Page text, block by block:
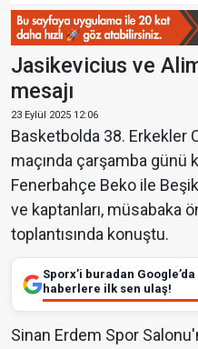
Jasikevicius ve
mesajı
23 Eylül 2025 12:06
Basketbolda 38. Erkekler
maçında çarşamba günü
Fenerbahçe Beko ile
ve kaptanları, müsabaka
toplantısında konuştu.
Sporx’i buradan
haberlere ilk sen ulaş!
Sinan Erdem Spor